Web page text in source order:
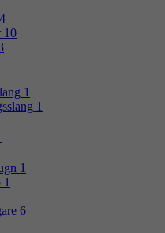
4
10
1
1
1
1
6